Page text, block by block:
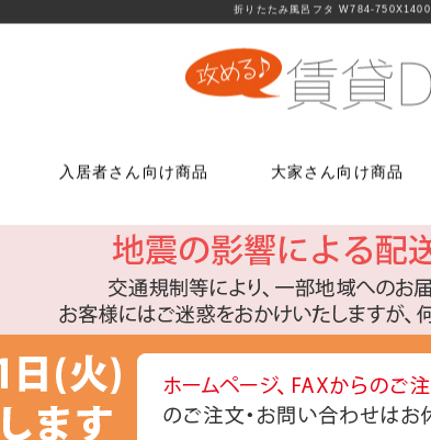
折りたたみ風呂フタ W784-
入居者さん向け商品
扉・窓・家具に使う
つまみ
丁番
スイッチプレート
コンセントプレート
ダボ
あおり止め
床に使う
貼ってはがせ
フローリング
貼って剥がせ
ジョイントロ
水回りに使う
大家さん向け商品
鍵・ドアノブ交換パーツ
玄関扉の錠・ドアノブ
浴室用ドアノブ
室内用ドアノブ
トイレ用ドアノブ
室内用鍵付きドアノブ
ウィルス・菌除去シート
お電話でのご注文
06-6723-5060
カスタマーセンター
平日9：30～17：00
FAXでのご
06-7635-5174
FAX注文用紙
問合わせフォーム
こちらから
お電話での
06-6723-5060
カスタマーセ
平日9：30～